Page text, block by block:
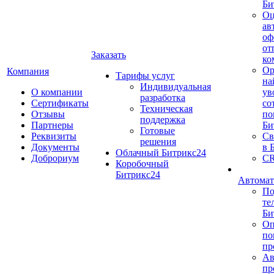
Компания
О компании
Сертификаты
Отзывы
Партнеры
Реквизиты
Документы
Доброриум
Заказать
Тарифы услуг
Индивидуальная
разработка
Техническая
поддержка
Готовые
решения
Облачный Битрикс24
Коробочный
Битрикс24
в